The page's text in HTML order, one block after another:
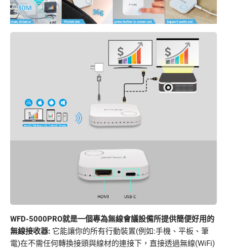
WFD-5000PRO就是一個專為無線會議設備所提供簡便好用的
無線接收器: 它能讓你的所有行動裝置(例如:手機、平板、筆
電)在不需任何轉換接頭與線材的連接下，直接透過無線(WiFi)